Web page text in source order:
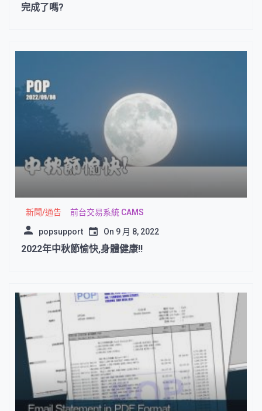
完成了嗎?
新聞/通告 前台交易系統 CAMS
popsupport On 9 月 8, 2022
2022年中秋節愉快,身體健康!!